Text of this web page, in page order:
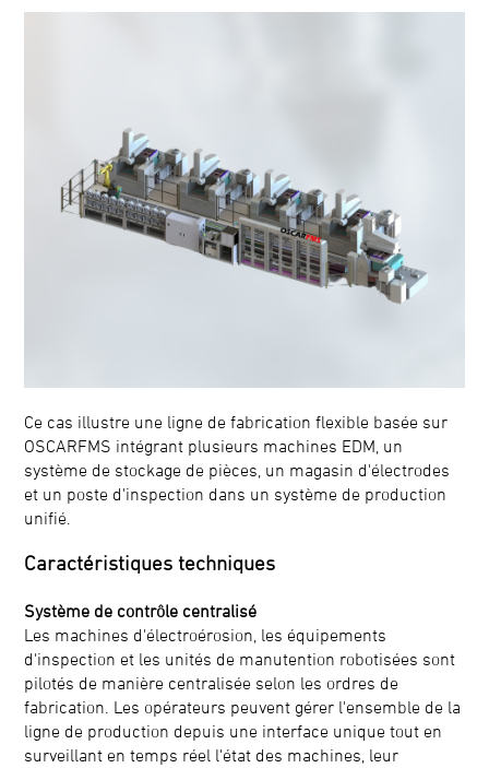
Ce cas illustre une ligne de fabrication flexible basée sur
OSCARFMS intégrant plusieurs machines EDM, un
système de stockage de pièces, un magasin d'électrodes
et un poste d'inspection dans un système de production
unifié.
Caractéristiques techniques
Système de contrôle centralisé
Les machines d'électroérosion, les équipements
d'inspection et les unités de manutention robotisées sont
pilotés de manière centralisée selon les ordres de
fabrication. Les opérateurs peuvent gérer l'ensemble de la
ligne de production depuis une interface unique tout en
surveillant en temps réel l'état des machines, leur